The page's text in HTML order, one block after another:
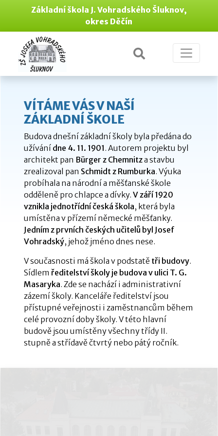
Základní škola J. Vohradského Šluknov,
okres Děčín
VÍTÁME VÁS V NAŠÍ
ZÁKLADNÍ ŠKOLE
Budova dnešní základní školy byla předána do
užívání dne 4. 11. 1901. Autorem projektu byl
architekt pan Bürger z Chemnitza stavbu
zrealizoval pan Schmidt z Rumburka. Výuka
probíhala na národní a měšťanské škole
odděleně pro chlapce a dívky. V září 1920
vznikla jednotřídní česká škola, která byla
umístěna v přízemí německé měšťanky.
Jedním z prvních českých učitelů byl Josef
Vohradský, jehož jméno dnes nese.
V současnosti má škola v podstatě tři budovy.
Sídlem ředitelství školy je budova v ulici T. G.
Masaryka. Zde se nachází i administrativní
zázemí školy. Kanceláře ředitelství jsou
přístupné veřejnosti i zaměstnancům během
celé provozní doby školy. V této hlavní
budově jsou umístěny všechny třídy II.
stupně a střídavě čtvrtý nebo pátý ročník.